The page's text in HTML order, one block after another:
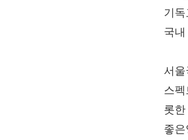
기
국
서
스
롯
좋